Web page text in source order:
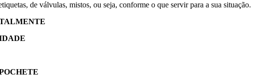
de válvulas, mistos, ou seja, conforme o que servir para a sua situação.